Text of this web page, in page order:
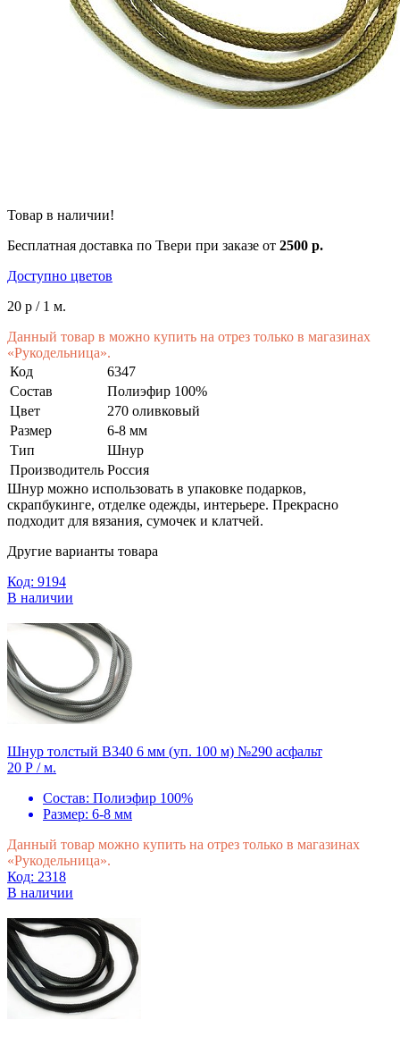
Товар в наличии!
Бесплатная доставка по Твери при заказе от 2500 р.
Доступно цветов
20 р / 1 м.
Данный товар в можно купить на отрез только в магазинах
«Рукодельница».
Код
6347
Состав
Полиэфир 100%
Цвет
270 оливковый
Размер
6-8 мм
Тип
Шнур
Производитель Россия
Шнур можно использовать в упаковке подарков,
скрапбукинге, отделке одежды, интерьере. Прекрасно
подходит для вязания, сумочек и клатчей.
Другие варианты товара
Код: 9194
В наличии
Шнур толстый В340 6 мм (уп. 100 м) №290 асфальт
20 Р / м.
Состав: Полиэфир 100%
Размер: 6-8 мм
Данный товар можно купить на отрез только в магазинах
«Рукодельница».
Код: 2318
В наличии